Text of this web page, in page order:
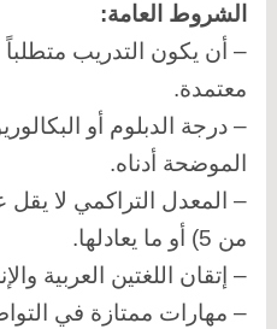
الشروط العامة:
– أن يكون التدريب
معتمدة.
– درجة الدبلوم أو
الموضحة أدناه.
من 5) أو ما يعادلها.
– إتقان اللغتين العربية
– مهارات ممتازة في